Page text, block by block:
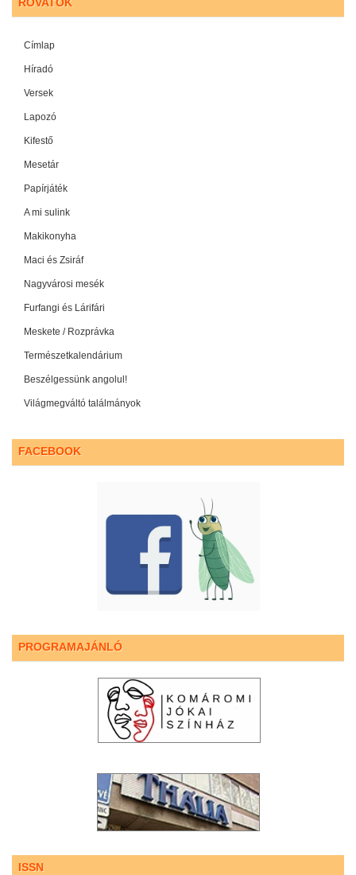
ROVATOK
Címlap
Híradó
Versek
Lapozó
Kifestő
Mesetár
Papírjáték
A mi sulink
Makikonyha
Maci és Zsiráf
Nagyvárosi mesék
Furfangi és Lárifári
Meskete / Rozprávka
Természetkalendárium
Beszélgessünk angolul!
Világmegváltó találmányok
FACEBOOK
PROGRAMAJÁNLÓ
ISSN